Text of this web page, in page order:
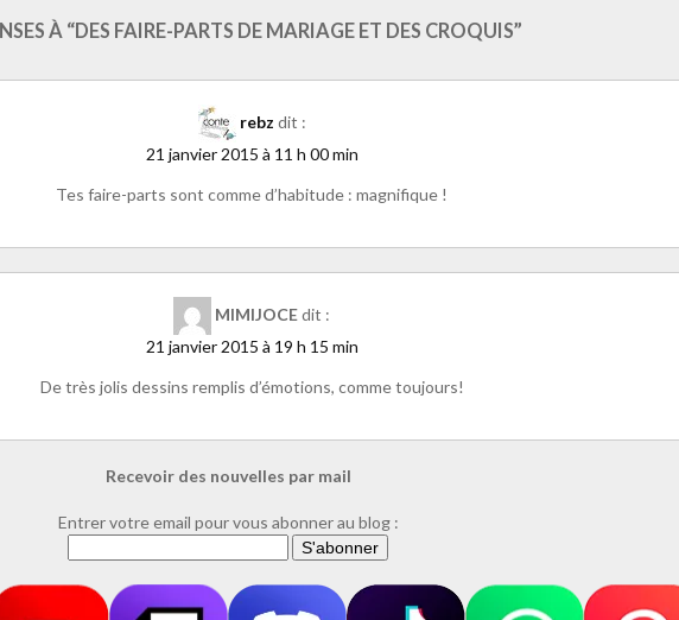
À “DES FAIRE-PARTS DE MARIAGE ET DES CROQUIS”
rebz dit :
21 janvier 2015 à 11 h 00 min
Tes faire-parts sont comme d’habitude : magnifique !
MIMIJOCEdit :
21 janvier 2015 à 19 h 15 min
De très jolis dessins remplis d’émotions, comme toujours!
Recevoir des nouvelles par mail
Entrer votre email pour vous abonner au blog :